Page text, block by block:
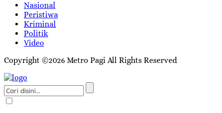
Nasional
Peristiwa
Kriminal
Politik
Video
Copyright ©2026 Metro Pagi All Rights Reserved